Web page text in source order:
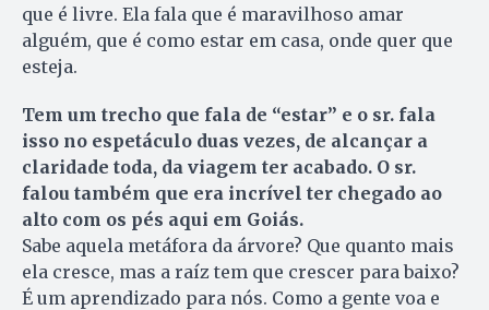
que é livre. Ela fala que é maravilhoso amar
alguém, que é como estar em casa, onde quer que
esteja.
Tem um trecho que fala de “estar” e o sr. fala
isso no espetáculo duas vezes, de alcançar a
claridade toda, da viagem ter acabado. O sr.
falou também que era incrível ter chegado ao
alto com os pés aqui em Goiás.
Sabe aquela metáfora da árvore? Que quanto mais
ela cresce, mas a raíz tem que crescer para baixo?
É um aprendizado para nós. Como a gente voa e